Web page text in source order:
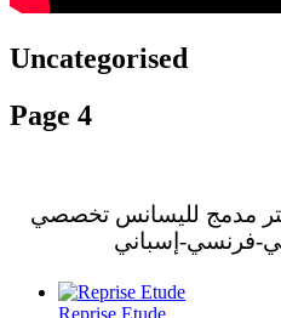
Reprise Etude
Uncategorised
Page 4
مدمج لليسانس تخصصي
فرنسي-إسباني